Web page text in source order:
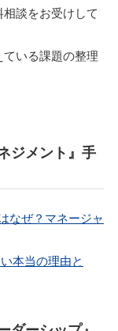
談をお受けして
いる課題の整理
ジメント』手
なぜ？マネージャ
本当の理由と